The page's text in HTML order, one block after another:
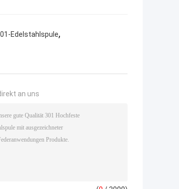
Edelstahlspule,
an uns